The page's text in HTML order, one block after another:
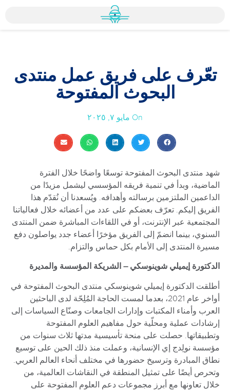
تعّرف على فريق عمل منتدى
البحوث المفتوحة
On مايو ٧, ٢٠٢٥
شهد منتدى البحوث المفتوحة توسعًا واضحًا خلال الفترة
الماضية، وبدأ في تنمية فريقه المؤسسي ليشمل مزيدًا من
الداعمين الملتزمين برسالته وأهدافه. ويُسعدنا أن نُقدّم هذا
الفريق إليكم. تعرّف بعضكم على عدد من أعضائه خلال فعالياتنا
المجتمعية عبر الإنترنت، أو في اللقاءات المباشرة ضمن المنتدى
السنوي، بينما انضمّ إلى الفريق مؤخرًا أعضاء جدد يواصلون دفع
مسيرة المنتدى إلى الأمام بكل حماس والتزام.
الدكتورة إيميلي شوينوسكي – الشريكة المؤسسة والمديرة
أطلقت الدكتورة إيميلي شوينوسكي منتدى البحوث المفتوحة في
أواخر عام 2021، بعدما لمست الحاجة المُلِحّة لدى الباحثين
العرب وأمناء المكتبات وإدارات الجامعات وصنّاع السياسات إلى
إرشادات عملية ومحلّية حول مفاهيم العلوم المفتوحة
وتطبيقاتها. حصلت على منحة تأسيسية مدتها ثلاث سنوات من
مؤسسة نولِدج إي الإنسانية، وعملت منذ ذلك الحين على توسيع
نطاق المبادرة وترسيخ حضورها في مختلف أنحاء العالم العربي.
وتحرص أيضًا على تمثيل المنطقة في النقاشات العالمية، من
خلال تعاونها مع أبرز مجموعات دعم العلوم المفتوحة على